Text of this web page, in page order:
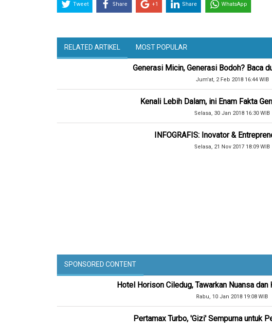
Tweet Share +1 Share WhatsApp
RELATED ARTIKEL MOST POPULAR
Generasi Micin, Generasi Bodoh? Baca
Jum'at, 2 Feb 2018 16:44 WIB
Kenali Lebih Dalam, ini Enam Fakta
Selasa, 30 Jan 2018 16:30 WIB
INFOGRAFIS: Inovator &
Selasa, 21 Nov 2017 18:09 WIB
SPONSORED CONTENT
Hotel Horison Ciledug, Tawarkan Nuansa
Rabu, 10 Jan 2018 19:08 WIB
Pertamax Turbo, 'Gizi' Sempurna untuk